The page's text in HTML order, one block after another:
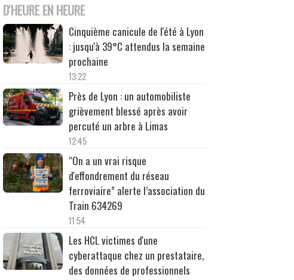
D'HEURE EN HEURE
Cinquième canicule de l'été à Lyon
: jusqu'à 39°C attendus la semaine
prochaine
13:22
Près de Lyon : un automobiliste
grièvement blessé après avoir
percuté un arbre à Limas
12:45
“On a un vrai risque
d'effondrement du réseau
ferroviaire” alerte l’association du
Train 634269
11:54
Les HCL victimes d'une
cyberattaque chez un prestataire,
des données de professionnels